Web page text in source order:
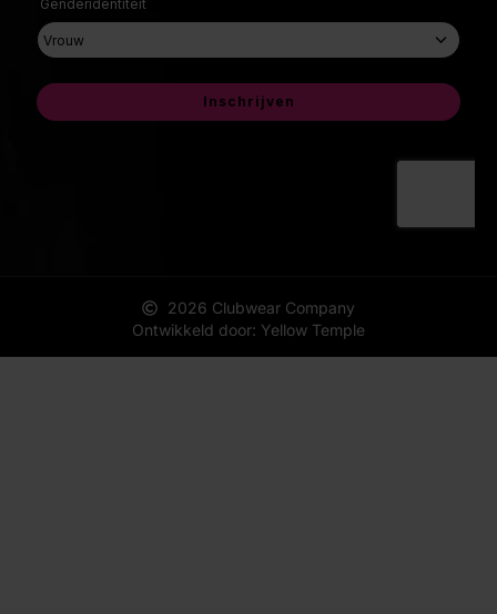
2026 Clubwear Company
Ontwikkeld door: Yellow Temple